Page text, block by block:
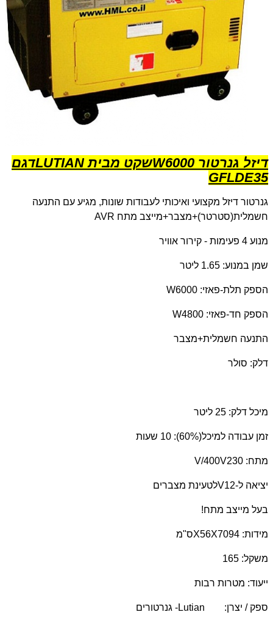
דיזל גנרטור 6000 Wשקט מבית LUTIANדגם
5
GFLDE3
גנרטור דיזל מקצועי ואיכותי לעבודות שונות, מגיע עם התנעה
חשמלית(סטרטר)+מצבר+מייצב מתח AVR
מנוע 4 פעימות - קירור אוויר
שמן במנוע: 1.65 ליטר
הספק תלת-פאזי: 6000 W
הספק חד-פאזי: 4800 W
התנעה חשמלית+מצבר
דלק: סולר
מיכל דלק: 25 ליטר
זמן עבודה למיכל(60%): 10 שעות
מתח: 230 V/400V
יציאה ל-12 Vלטעינת מצברים
בעל מייצב מתח!
מידות: 94 X56X70ס"מ
משקל: 165
ייעוד: מטרות רבות
ספק / יצרן: Lutian- גנרטורים